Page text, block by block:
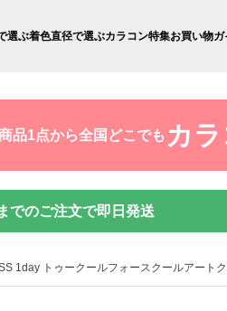
選ぶ着色直径で選ぶカラコン特集お買い物ガ
品1点から全国どこでも カ
でのご注文で即日発送
1day トゥークールフォースクールアート